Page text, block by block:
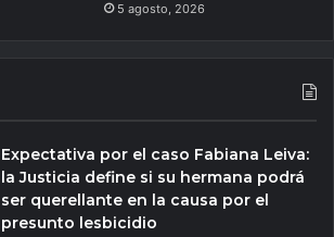
5 agosto, 2026
Expectativa por el caso Fabiana Leiva:
la Justicia define si su hermana podrá
ser querellante en la causa por el
presunto lesbicidio